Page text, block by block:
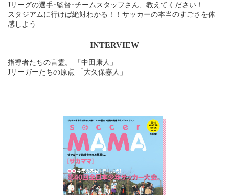
Jリーグの選手･監督･チームスタッフさん、教えてください！
スタジアムに行けば絶対わかる！！サッカーの本当のすごさを体
感しよう
INTERVIEW
指導者たちの言霊。 「中田康人」
Jリーガーたちの原点 「大久保嘉人」